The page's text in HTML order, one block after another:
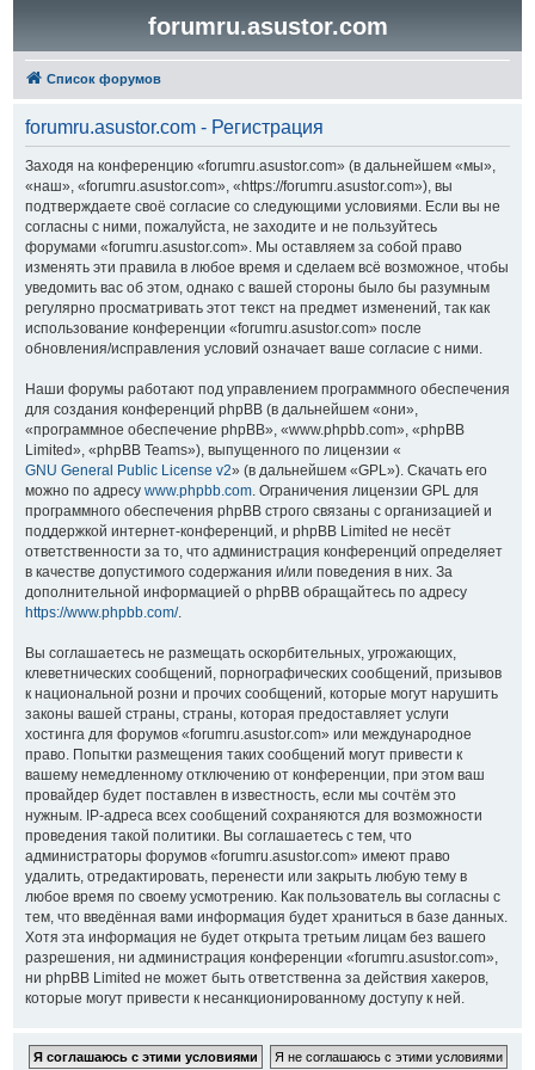
forumru.asustor.com
Список форумов
forumru.asustor.com - Регистрация
Заходя на конференцию «forumru.asustor.com» (в дальнейшем «мы»,
«наш», «forumru.asustor.com», «https://forumru.asustor.com»), вы
подтверждаете своё согласие со следующими условиями. Если вы не
согласны с ними, пожалуйста, не заходите и не пользуйтесь
форумами «forumru.asustor.com». Мы оставляем за собой право
изменять эти правила в любое время и сделаем всё возможное, чтобы
уведомить вас об этом, однако с вашей стороны было бы разумным
регулярно просматривать этот текст на предмет изменений, так как
использование конференции «forumru.asustor.com» после
обновления/исправления условий означает ваше согласие с ними.
Наши форумы работают под управлением программного обеспечения
для создания конференций phpBB (в дальнейшем «они»,
«программное обеспечение phpBB», «www.phpbb.com», «phpBB
Limited», «phpBB Teams»), выпущенного по лицензии «
GNU General Public License v2» (в дальнейшем «GPL»). Скачать его
можно по адресу www.phpbb.com. Ограничения лицензии GPL для
программного обеспечения phpBB строго связаны с организацией и
поддержкой интернет-конференций, и phpBB Limited не несёт
ответственности за то, что администрация конференций определяет
в качестве допустимого содержания и/или поведения в них. За
дополнительной информацией о phpBB обращайтесь по адресу
https://www.phpbb.com/.
Вы соглашаетесь не размещать оскорбительных, угрожающих,
клеветнических сообщений, порнографических сообщений, призывов
к национальной розни и прочих сообщений, которые могут нарушить
законы вашей страны, страны, которая предоставляет услуги
хостинга для форумов «forumru.asustor.com» или международное
право. Попытки размещения таких сообщений могут привести к
вашему немедленному отключению от конференции, при этом ваш
провайдер будет поставлен в известность, если мы сочтём это
нужным. IP-адреса всех сообщений сохраняются для возможности
проведения такой политики. Вы соглашаетесь с тем, что
администраторы форумов «forumru.asustor.com» имеют право
удалить, отредактировать, перенести или закрыть любую тему в
любое время по своему усмотрению. Как пользователь вы согласны с
тем, что введённая вами информация будет храниться в базе данных.
Хотя эта информация не будет открыта третьим лицам без вашего
разрешения, ни администрация конференции «forumru.asustor.com»,
ни phpBB Limited не может быть ответственна за действия хакеров,
которые могут привести к несанкционированному доступу к ней.